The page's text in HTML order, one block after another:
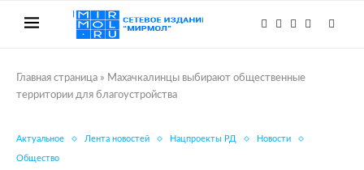
Главная страница » Махачкалинцы выбирают общественные
территории для благоустройства
Актуальное Лента новостей Нацпроекты РД Новости
Общество